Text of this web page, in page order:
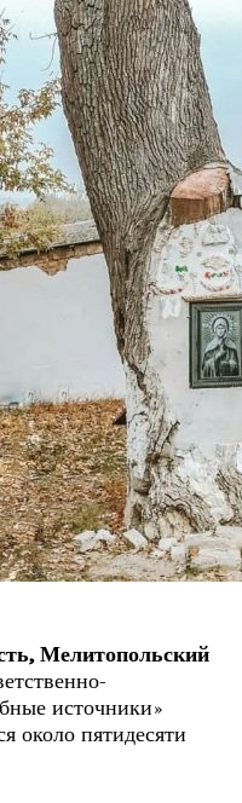
Мелитопольский
источники»
около пятидесяти